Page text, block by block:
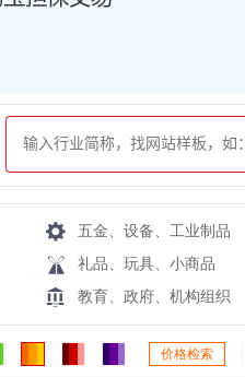
五金、设备、工业制品
礼品、玩具、小商品
教育、政府、机构组织
价格检索